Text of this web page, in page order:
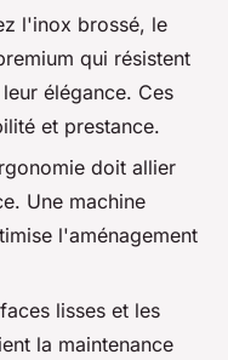
l'inox brossé, le
qui résistent
élégance. Ces
et prestance.
doit allier
Une machine
l'aménagement
lisses et les
la maintenance